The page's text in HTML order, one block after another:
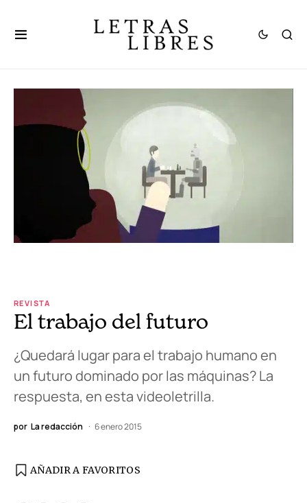
REVISTA
El trabajo del futuro
¿Quedará lugar para el trabajo humano en
un futuro dominado por las máquinas? La
respuesta, en esta videoletrilla.
por La redacción 6 enero 2015
AÑADIR A FAVORITOS